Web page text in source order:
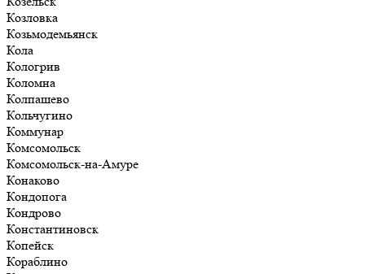
Козловка
Козьмодемьянск
Кола
Кологрив
Коломна
Колпашево
Кольчугино
Коммунар
Комсомольск
Комсомольск-на-Амуре
Конаково
Кондопога
Кондрово
Константиновск
Копейск
Кораблино